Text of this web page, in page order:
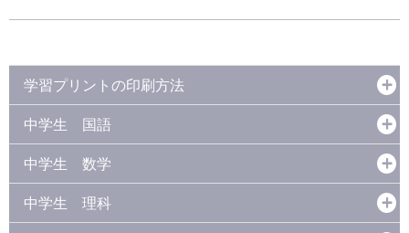
学習プリントの印刷方法
中学生 国語
中学生 数学
中学生 理科